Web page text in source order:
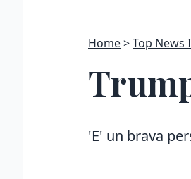
Home Top News
'E' un brava